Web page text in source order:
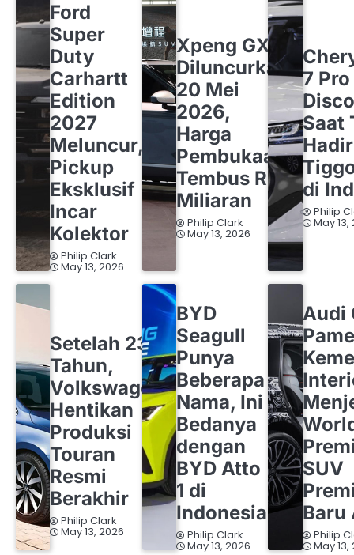
Ford
Super
Duty
Carhartt
Edition
2027
Meluncur,
Pickup
Eksklusif
Incar
Kolektor
Philip Clark
May 13, 2026
Xpeng GX
Diluncurkan
20 Mei
2026,
Harga
Pembukaan
Tembus Rp1
Miliaran
Philip Clark
May 13, 2026
7 Pro
Saat
di
Philip
May 13,
Setelah 23
Tahun,
Volkswagen
Hentikan
Produksi
Touran
Resmi
Berakhir
Philip Clark
May 13, 2026
BYD
Seagull
Punya
Beberapa
Nama, Ini
Bedanya
dengan
BYD Atto
1 di
Indonesia
Philip Clark
May 13, 2026
Audi
SUV
Baru
Philip
May 13,